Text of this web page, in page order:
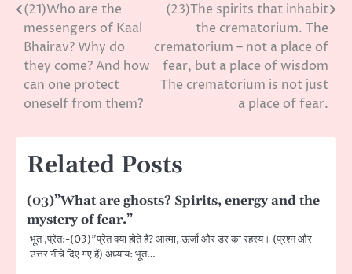
Post
navigation
(21)Who are the
messengers of Kaal
Bhairav? Why do
they come? And how
can one protect
oneself from them?
(23)The spirits that inhabit
the crematorium. The
crematorium – not a place of
fear, but a place of wisdom
The crematorium is not just
a place of fear.
Related Posts
(03)”What are ghosts? Spirits, energy and the
mystery of fear.”
भूत ,प्रेत:-(03)”प्रेत क्या होते हैं? आत्मा, ऊर्जा और डर का रहस्य। (प्रश्न और
उत्तर नीचे दिए गए हैं) अध्याय: भूत…